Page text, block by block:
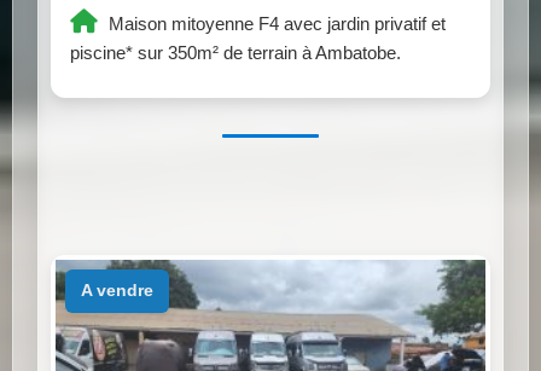
Maison mitoyenne F4 avec jardin privatif et
piscine* sur 350m² de terrain à Ambatobe.
a vendre